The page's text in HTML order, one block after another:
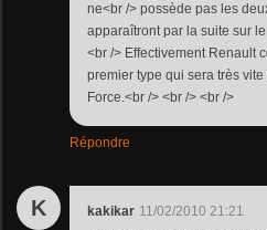
ne<br /> possède pas les
apparaîtront par la suite sur
<br /> Effectivement Renault
premier type qui sera très
Force.<br /> <br /> <br />
Répondre
K kakikar 11/02/2010 21:21